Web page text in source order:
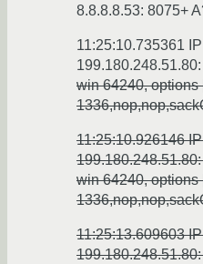
8.8.8.8.53: 8075+
11:25:10.735361
win 64240, options
11:25:10.926146
win 64240, options
11:25:13.609603